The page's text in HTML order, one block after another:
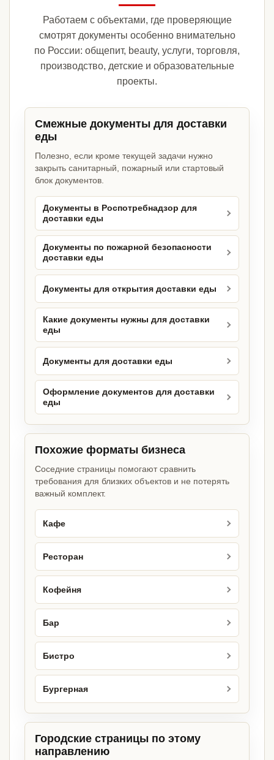
Работаем с объектами, где проверяющие
смотрят документы особенно внимательно
по России: общепит, beauty, услуги, торговля,
производство, детские и образовательные
проекты.
Смежные документы для доставки
еды
Полезно, если кроме текущей задачи нужно
закрыть санитарный, пожарный или стартовый
блок документов.
Документы в Роспотребнадзор для
доставки еды
Документы по пожарной безопасности
доставки еды
Документы для открытия доставки еды
Какие документы нужны для доставки
еды
Документы для доставки еды
Оформление документов для доставки
еды
Похожие форматы бизнеса
Соседние страницы помогают сравнить
требования для близких объектов и не потерять
важный комплект.
Кафе
Ресторан
Кофейня
Бар
Бистро
Бургерная
Городские страницы по этому
направлению